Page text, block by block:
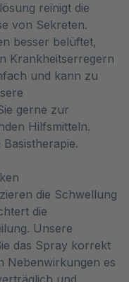
reinigt die
von Sekreten.
besser belüftet,
Krankheitserregern
und kann zu
gerne zur
Hilfsmitteln.
die Schwellung
die
Unsere
das Spray korrekt
Nebenwirkungen es